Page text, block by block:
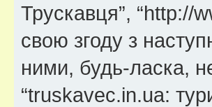
Трускавця”, “http://
свою згоду з
ними, будь-ласка,
“truskavec.in.ua: